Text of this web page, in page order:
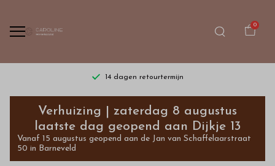
0
14 dagen retourtermijn
Mayoral
Sweater
Verhuizing | zaterdag 8 augustus
laatste dag geopend aan Dijkje 13
Vanaf 15 augustus geopend aan de Jan van Schaffelaarstraat
50 in Barneveld